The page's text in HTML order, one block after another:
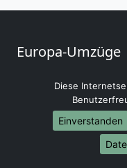
Europa-Umzüge
Umzug von
Umzug von
Umzug von
Umzug von
Umzug von
Diese
Einverstanden